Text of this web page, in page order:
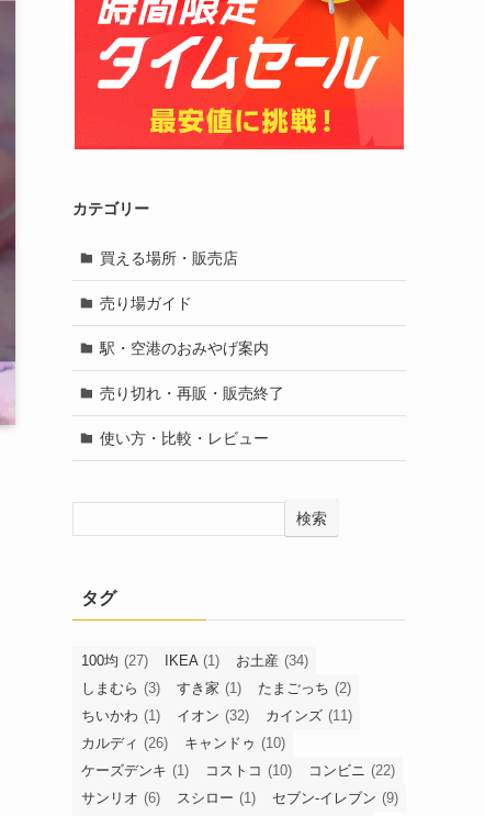
カテゴリー
買える場所・販売店
売り場ガイド
駅・空港のおみやげ案内
売り切れ・再販・販売終了
使い方・比較・レビュー
検索
タグ
100均 (27) IKEA (1) お土産 (34)
しまむら (3) すき家 (1) たまごっち (2)
ちいかわ (1) イオン (32) カインズ (11)
カルディ (26) キャンドゥ (10)
ケーズデンキ (1) コストコ (10) コンビニ (22)
サンリオ (6) スシロー (1) セブン-イレブン (9)